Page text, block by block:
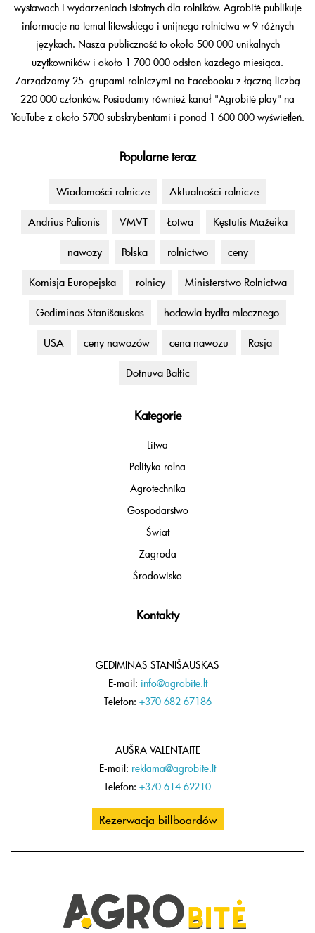
wystawach i wydarzeniach istotnych dla rolników. Agrobitė publikuje
informacje na temat litewskiego i unijnego rolnictwa w 9 różnych
językach. Nasza publiczność to około 500 000 unikalnych
użytkowników i około 1 700 000 odsłon każdego miesiąca.
Zarządzamy 25 grupami rolniczymi na Facebooku z łączną liczbą
220 000 członków. Posiadamy również kanał "Agrobitė play" na
YouTube z około 5700 subskrybentami i ponad 1 600 000 wyświetleń.
Popularne teraz
Wiadomości rolnicze Aktualności rolnicze
Andrius Palionis VMVT Łotwa Kęstutis Mažeika
nawozy Polska rolnictwo ceny
Komisja Europejska rolnicy Ministerstwo Rolnictwa
Gediminas Stanišauskas hodowla bydła mlecznego
USA ceny nawozów cena nawozu Rosja
Dotnuva Baltic
Kategorie
Litwa
Polityka rolna
Agrotechnika
Gospodarstwo
Świat
Zagroda
Środowisko
Kontakty
GEDIMINAS STANIŠAUSKAS
E-mail: info@agrobite.lt
Telefon: +370 682 67186
AUŠRA VALENTAITĖ
E-mail: reklama@agrobite.lt
Telefon: +370 614 62210
Rezerwacja billboardów